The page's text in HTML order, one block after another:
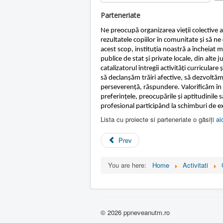
r
R
a
t
i
n
g
:
2
/
Parteneriate
Ne preocupă organizarea vieții colective
rezultatele copiilor în comunitate și să
acest scop, instituția noastră a încheiat
publice de stat și private locale, din alte
catalizatorul întregii activități curriculare
să declanșăm trăiri afective, să
perseverență, răspundere. Valorificăm
preferințele, preocupările și aptitudinile
profesional participând la schimburi de
Lista cu proiecte si parteneriate o găsiți
Prev
You are here: Home Activitati
© 2026 ppneveanutm.ro